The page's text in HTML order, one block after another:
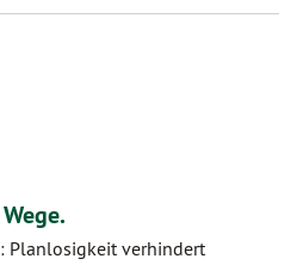
Planlosigkeit verhindert